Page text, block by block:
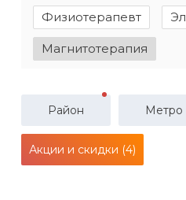
Физиотерапевт
Магнитотерапия
Район Метро
Акции и скидки (4)